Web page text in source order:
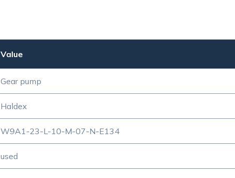
Value
Gear pump
Haldex
W9A1-23-L-10-M-07-N-E134
used